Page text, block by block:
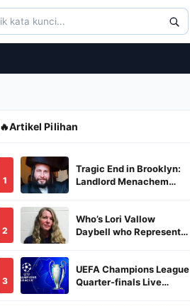
🔥Artikel Pilihan
1
Tragic End in Brooklyn:
Landlord Menachem
Burned in a Dumpster
2
Who’s Lori Vallow
Daybell who Represents
3
UEFA Champions League
Quarter-finals Live